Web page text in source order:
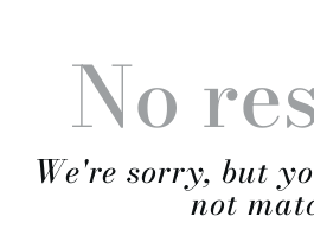
No
We're sorry, but
not